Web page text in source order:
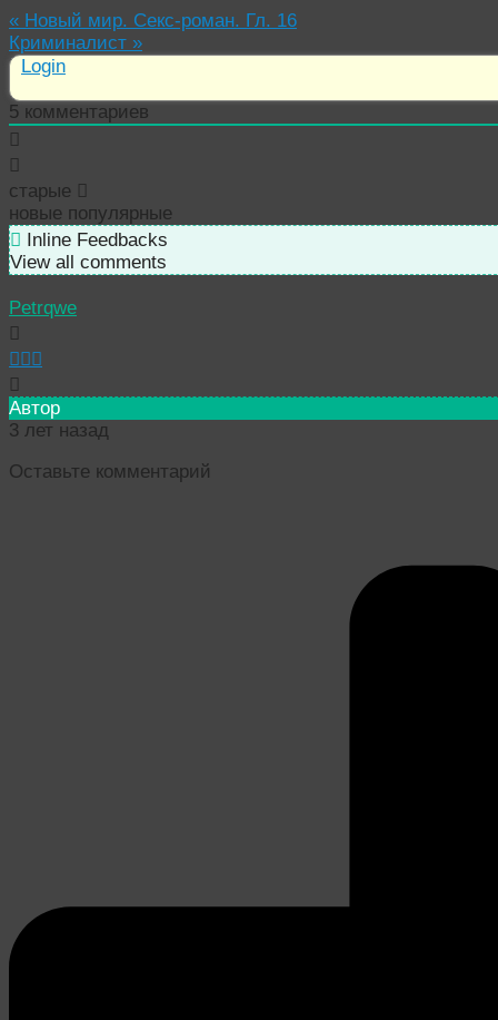
« Новый мир. Секс-роман. Гл. 16
Криминалист »
Login
5 комментариев
старые
новые популярные
Inline Feedbacks
View all comments
Petrqwe
Автор
3 лет назад
Оставьте комментарий